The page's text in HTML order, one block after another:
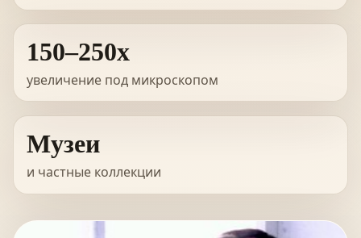
150–250x
увеличение под микроскопом
Музеи
и частные коллекции